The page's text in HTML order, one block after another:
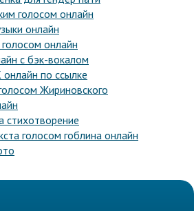
голосом онлайн
онлайн
онлайн
с бэк-вокалом
по ссылке
Жириновского
стихотворение
голосом гоблина онлайн